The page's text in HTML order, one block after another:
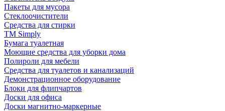
Пакеты для мусора
Стеклоочистители
Средства для стирки
TM Simply
Бумага туалетная
Моющие средства для уборки дома
Полироли для мебели
Средства для туалетов и канализаций
Демонстрационное оборудование
Блоки для флипчартов
Доски для офиса
Доски магнитно-маркерные